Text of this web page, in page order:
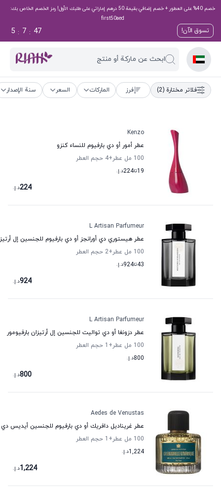
خصم 40% على العطور + خصم إضافي بقيمة 50 درهم إماراتي على طلبك الأول! رمز الخصم الخاص بك:
first50aed
تسوق الآن! 46
:
7
:
5
ابحث عن ماركة أو منتج
فلاتر مختارة (2) فرز الماركات السعر سنة الإصدار
Kenzo
عطر أمور أو دي بارفيوم للنساء كنزو
100 مل عطر
+4
حجم العطر
19تا224د.إ.
224د.إ.
L Artisan Parfumeur
عطر هيستوري دي أورانجز أو دي بارفيوم للجنسين إل
100 مل عطر
+2
حجم العطر
43تا924د.إ.
924د.إ.
L Artisan Parfumeur
عطر دزونغا أو دي تواليت للجنسين إل أرتيزان بارفيومور
100 مل عطر
+1
حجم العطر
800د.إ.
800د.إ.
Aedes de Venustas
عطر غريناديل دافريك أو دي بارفيوم للجنسين أيديس
100 مل عطر
+1
حجم العطر
1,224د.إ.
1,224د.إ.